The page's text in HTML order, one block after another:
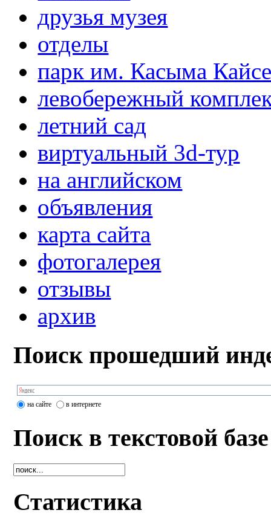
друзья музея
отделы
парк им. Касыма
левобережный
летний сад
виртуальный 3d-тур
на английском
объявления
карта сайта
фотогалерея
отзывы
архив
Поиск прошедший
на сайте в интернете
Поиск в текстовой базе
Статистика